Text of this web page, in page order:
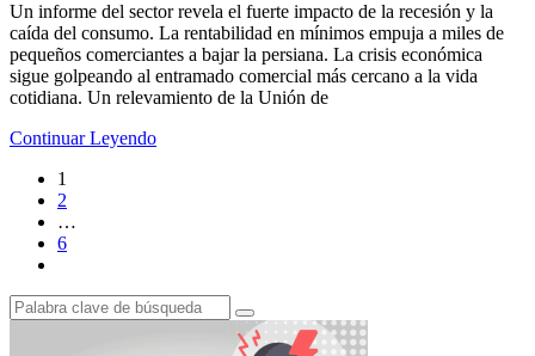
Un informe del sector revela el fuerte impacto de la recesión y la
caída del consumo. La rentabilidad en mínimos empuja a miles de
pequeños comerciantes a bajar la persiana. La crisis económica
sigue golpeando al entramado comercial más cercano a la vida
cotidiana. Un relevamiento de la Unión de
Continuar Leyendo
1
2
…
6